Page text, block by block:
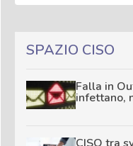
SPAZIO CISO
Falla in
infettano,